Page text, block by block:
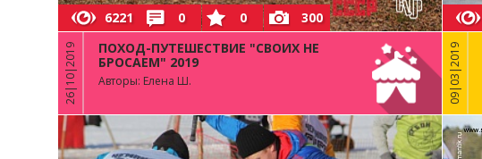
6221 0 0 300
26|10|2019
ПОХОД-ПУТЕШЕСТВИЕ "СВОИХ НЕ
БРОСАЕМ" 2019
Авторы: Елена Ш. 09|03|2019